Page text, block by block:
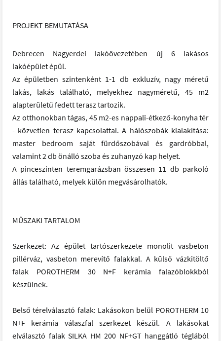
PROJEKT BEMUTATÁSA
Debrecen Nagyerdei lakóövezetében új 6 lakásos
lakóépület épül.
Az épületben szintenként 1-1 db exkluzív, nagy méretű
lakás, lakás található, melyekhez nagyméretű, 45 m2
alapterületű fedett terasz tartozik.
Az otthonokban tágas, 45 m2-es nappali-étkező-konyha tér
- közvetlen terasz kapcsolattal. A hálószobák kialakítása:
master bedroom saját fürdőszobával és gardróbbal,
valamint 2 db önálló szoba és zuhanyzó kap helyet.
A pinceszinten teremgarázsban összesen 11 db parkoló
állás található, melyek külön megvásárolhatók.
MŰSZAKI TARTALOM
Szerkezet: Az épület tartószerkezete monolit vasbeton
pillérváz, vasbeton merevítő falakkal. A külső vázkitöltő
falak POROTHERM 30 N+F kerámia falazóblokkból
készülnek.
Belső térelválasztó falak: Lakásokon belül POROTHERM 10
N+F kerámia válaszfal szerkezet készül. A lakásokat
elválasztó falak SILKA HM 200 NF+GT hanggátló téglából